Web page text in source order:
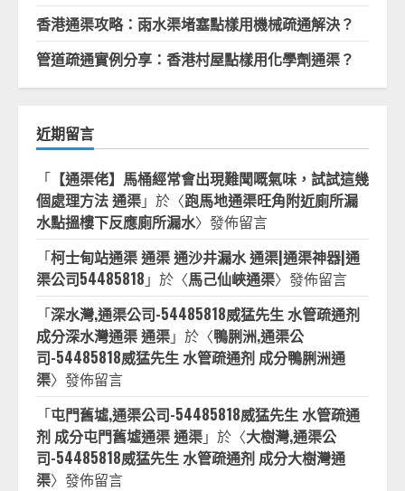
香港通渠攻略：雨水渠堵塞點樣用機械疏通解決？
管道疏通實例分享：香港村屋點樣用化學劑通渠？
近期留言
「 【通渠佬】馬桶經常會出現難聞嘅氣味，試試這幾
個處理方法 通渠」於〈跑馬地通渠旺角附近廁所漏
水點搵樓下反應廁所漏水〉發佈留言
「柯士甸站通渠 通渠 通沙井漏水 通渠|通渠神器|通
渠公司54485818 」於〈馬己仙峽通渠〉發佈留言
「深水灣,通渠公司-54485818威猛先生 水管疏通剂
成分深水灣通渠 通渠」於〈鴨脷洲,通渠公
司-54485818威猛先生 水管疏通剂 成分鴨脷洲通
渠〉發佈留言
「屯門舊墟,通渠公司-54485818威猛先生 水管疏通
剂 成分屯門舊墟通渠 通渠」於〈大樹灣,通渠公
司-54485818威猛先生 水管疏通剂 成分大樹灣通
渠〉發佈留言